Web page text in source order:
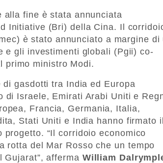
alla fine è stata annunciata
Initiative (Bri) della Cina. Il
è stato annunciato a margine di
e gli investimenti globali (Pgii) co-
primo ministro Modi.
di gasdotti tra India ed Europa
di Israele, Emirati Arabi Uniti e
Francia, Germania, Italia,
Stati Uniti e India hanno firmato il
progetto. “Il corridoio economico
rotta del Mar Rosso che un tempo
Gujarat”, afferma William